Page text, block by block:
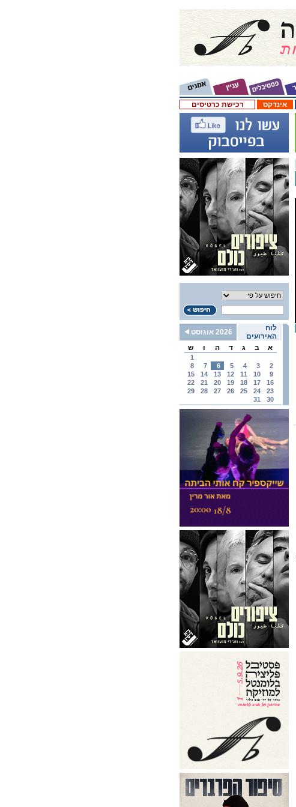
רכישת כרטיסים אינדקס
לוח
האירועים
2026 אוגוסט
א
ב ג ד ה ו ש
1
2
3
4
5
6
7
8
9
10
11
12
13
14
15
16
17
18
19
20
21
22
23
24
25
26
27
28
29
30
31